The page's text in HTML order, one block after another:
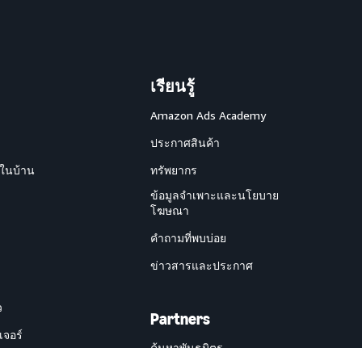
นบ้าน
อร์
เรียนรู้
Amazon Ads Academy
ประกาศสินค้า
ทรัพยากร
ข้อมูลจำเพาะและนโยบาย
โฆษณา
คำถามที่พบบ่อย
ข่าวสารและประกาศ
Partners